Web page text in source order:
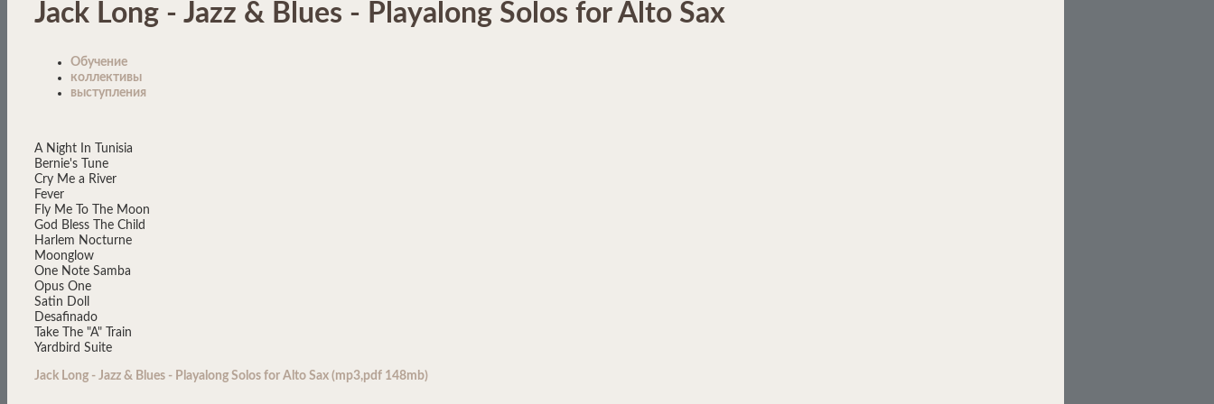
Jack Long - Jazz & Blues - Playalong Solos for Alto Sax
Обучение
коллективы
выступления
A Night In Tunisia
Bernie's Tune
Cry Me a River
Fever
Fly Me To The Moon
God Bless The Child
Harlem Nocturne
Moonglow
One Note Samba
Opus One
Satin Doll
Desafinado
Take The "A" Train
Yardbird Suite
Jack Long - Jazz & Blues - Playalong Solos for Alto Sax (mp3,pdf 148mb)